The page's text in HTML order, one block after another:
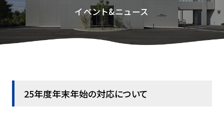
イベント&ニュース
25年度年末年始の対応について